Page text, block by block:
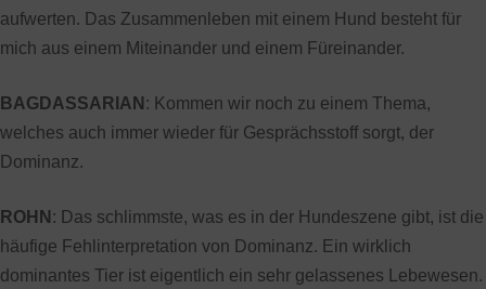
aufwerten. Das Zusammenleben mit einem Hund besteht für
mich aus einem Miteinander und einem Füreinander.
BAGDASSARIAN : Kommen wir noch zu einem Thema,
welches auch immer wieder für Gesprächsstoff sorgt, der
Dominanz.
ROHN : Das schlimmste, was es in der Hundeszene gibt, ist die
häufige Fehlinterpretation von Dominanz. Ein wirklich
dominantes Tier ist eigentlich ein sehr gelassenes Lebewesen.